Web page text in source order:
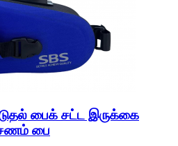
பைக் சட்ட இருக்கை
பை